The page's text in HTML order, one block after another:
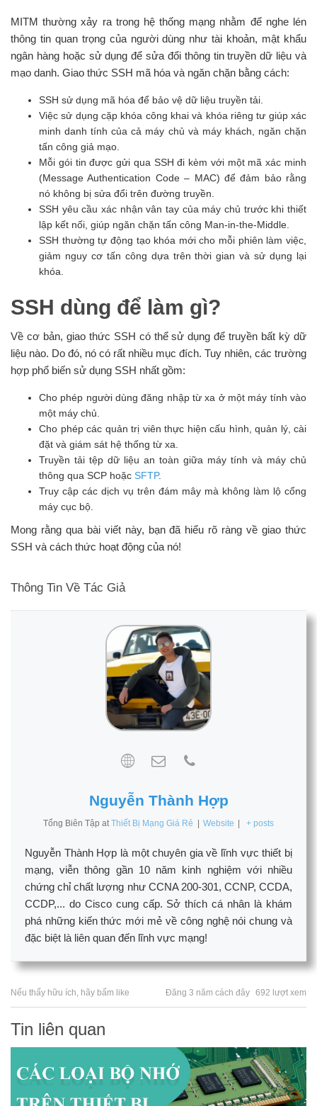
MITM thường xảy ra trong hệ thống mạng nhằm để nghe lén
thông tin quan trọng của người dùng như tài khoản, mật khẩu
ngân hàng hoặc sử dụng để sửa đổi thông tin truyền dữ liệu và
mạo danh. Giao thức SSH mã hóa và ngăn chặn bằng cách:
SSH sử dụng mã hóa để bảo vệ dữ liệu truyền tải.
Việc sử dụng cặp khóa công khai và khóa riêng tư giúp xác
minh danh tính của cả máy chủ và máy khách, ngăn chặn
tấn công giả mạo.
Mỗi gói tin được gửi qua SSH đi kèm với một mã xác minh
(Message Authentication Code – MAC) để đảm bảo rằng
nó không bị sửa đổi trên đường truyền.
SSH yêu cầu xác nhận vân tay của máy chủ trước khi thiết
lập kết nối, giúp ngăn chặn tấn công Man-in-the-Middle.
SSH thường tự động tạo khóa mới cho mỗi phiên làm việc,
giảm nguy cơ tấn công dựa trên thời gian và sử dụng lại
khóa.
SSH dùng để làm gì?
Về cơ bản, giao thức SSH có thể sử dụng để truyền bất kỳ dữ
liệu nào. Do đó, nó có rất nhiều mục đích. Tuy nhiên, các trường
hợp phổ biến sử dụng SSH nhất gồm:
Cho phép người dùng đăng nhập từ xa ở một máy tính vào
một máy chủ.
Cho phép các quản trị viên thực hiện cấu hình, quản lý, cài
đặt và giám sát hệ thống từ xa.
Truyền tải tệp dữ liệu an toàn giữa máy tính và máy chủ
thông qua SCP hoặc SFTP.
Truy cập các dịch vụ trên đám mây mà không làm lộ cổng
máy cục bộ.
Mong rằng qua bài viết này, bạn đã hiểu rõ ràng về giao thức
SSH và cách thức hoạt động của nó!
Thông Tin Về Tác Giả
Nguyễn Thành Hợp
Tổng Biên Tập at Thiết Bị Mạng Giá Rẻ Website + posts
Nguyễn Thành Hợp là một chuyên gia về lĩnh vực thiết bị
mạng, viễn thông gần 10 năm kinh nghiệm với nhiều
chứng chỉ chất lượng như CCNA 200-301, CCNP, CCDA,
CCDP,... do Cisco cung cấp. Sở thích cá nhân là khám
phá những kiến thức mới mẻ về công nghệ nói chung và
đặc biệt là liên quan đến lĩnh vực mạng!
Nếu thấy hữu ích, hãy bấm like Đăng 3 năm cách đây 692 lượt xem
Tin liên quan